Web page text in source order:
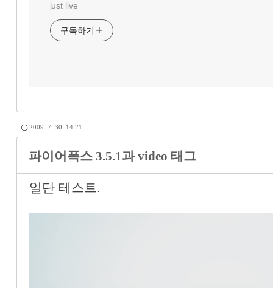
just live
구독하기
2009. 7. 30. 14:21
파이어폭스 3.5.1과 video 태그
일단 테스트.